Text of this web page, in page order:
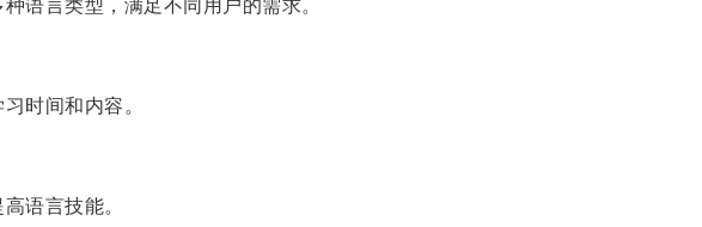
语言类型，满足不同用户的需求。
时间和内容。
语言技能。